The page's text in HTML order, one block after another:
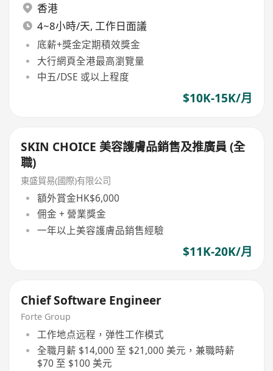
香港
4~8小時/天, 工作日面議
底薪+獎金定期積效獎金
大行網頁全港最高瀏覽量
中五/DSE 或以上程度
$10K-15K/月
SKIN CHOICE 美容護膚品銷售及推廣員 (全
職)
東盛貿易(國際)有限公司
額外賞金HK$6,000
佣金 + 營業獎金
一年以上美容護膚品銷售經驗
$11K-20K/月
Chief Software Engineer
Forte Group
工作地点远程，弹性工作模式
全職月薪 $14,000 至 $21,000 美元，兼職時薪
$70 至 $100 美元